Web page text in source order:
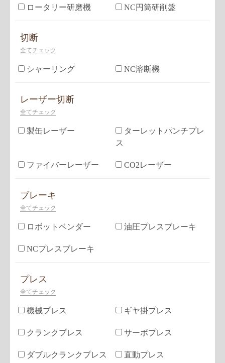
ロータリー研磨機 NC円筒研削盤
切断
全てチェック
シャーリング NC溶断機
レーザー切断
全てチェック
製缶レーザー
ターレットパンチプレ
ス
ファイバーレーザー CO2レーザー
ブレーキ
全てチェック
ロボットベンダー 油圧プレスブレーキ
NCプレスブレーキ
プレス
全てチェック
機械プレス ギヤ掛プレス
クランクプレス サーボプレス
ダブルクランクプレス 直動プレス